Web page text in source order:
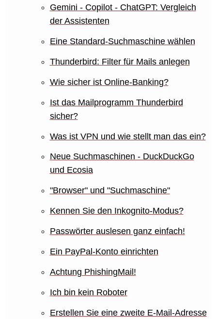
Gemini - Copilot - ChatGPT: Vergleich
der Assistenten
Eine Standard-Suchmaschine wählen
Thunderbird: Filter für Mails anlegen
Wie sicher ist Online-Banking?
Ist das Mailprogramm Thunderbird
sicher?
Was ist VPN und wie stellt man das ein?
Neue Suchmaschinen - DuckDuckGo
und Ecosia
"Browser" und "Suchmaschine"
Kennen Sie den Inkognito-Modus?
Passwörter auslesen ganz einfach!
Ein PayPal-Konto einrichten
Achtung PhishingMail!
Ich bin kein Roboter
Erstellen Sie eine zweite E-Mail-Adresse